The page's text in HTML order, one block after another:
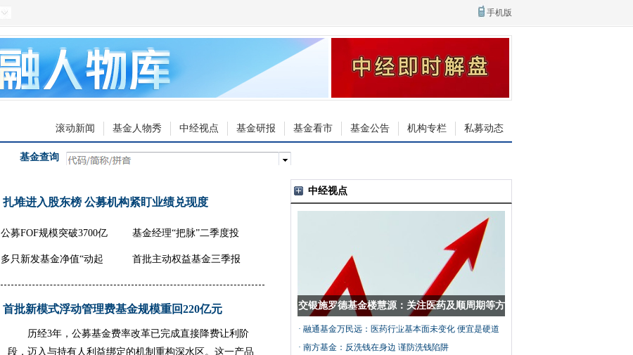
手机版
私募动态
机构专栏
基金公告
基金看市
基金研报
中经视点
基金人物秀
滚动新闻
基金查询
扎堆进入股东榜 公募机构紧盯业绩兑现度
公募FOF规模突破3700亿
基金经理“把脉”二季度投
多只新发基金净值“动起
首批主动权益基金三季报
首批新模式浮动管理费基金规模重回220亿元
历经3年，公募基金费率改革已完成直接降费让利阶
段，迈入与持有人利益绑定的机制重构深水区。这一产品
中经视点
交银施罗德基金楼慧源：关注医药及顺周期等方
向
· 融通基金万民远：医药行业基本面未变化 便宜是硬道
理
· 南方基金：反洗钱在身边 谨防洗钱陷阱